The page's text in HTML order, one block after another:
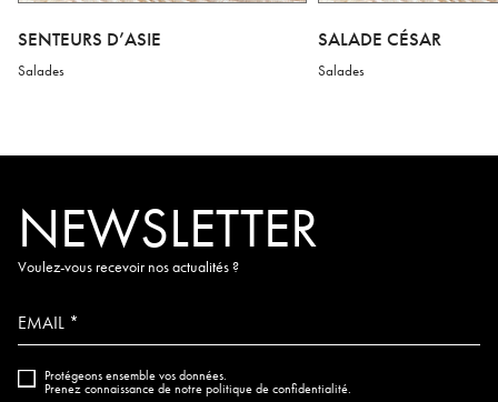
SENTEURS D’ASIE
Salades
SALADE CÉSAR
Salades
NEWSLETTER
Voulez-vous recevoir nos actualités ?
EMAIL *
Protégeons ensemble vos données.
Prenez connaissance de notre politique de confidentialité.